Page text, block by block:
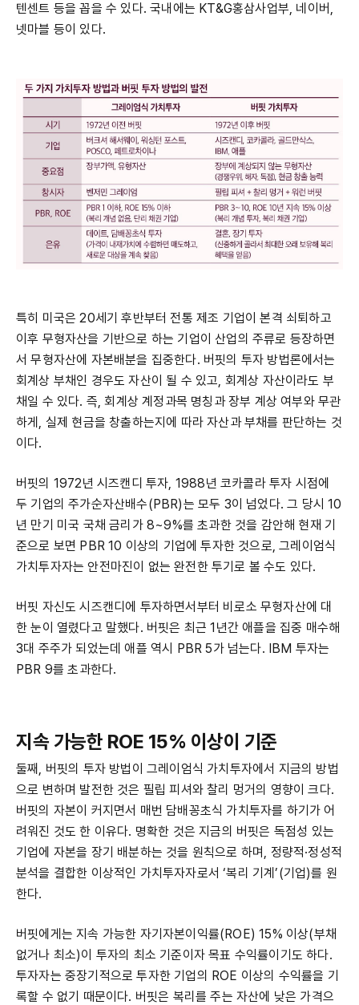
텐센트 등을 꼽을 수 있다. 국내에는 KT&G홍삼사업부, 네이버,
넷마블 등이 있다.
특히 미국은 20세기 후반부터 전통 제조 기업이 본격 쇠퇴하고
이후 무형자산을 기반으로 하는 기업이 산업의 주류로 등장하면
서 무형자산에 자본배분을 집중한다. 버핏의 투자 방법론에서는
회계상 부채인 경우도 자산이 될 수 있고, 회계상 자산이라도 부
채일 수 있다. 즉, 회계상 계정과목 명칭과 장부 계상 여부와 무관
하게, 실제 현금을 창출하는지에 따라 자산과 부채를 판단하는 것
이다.
버핏의 1972년 시즈캔디 투자, 1988년 코카콜라 투자 시점에
두 기업의 주가순자산배수(PBR)는 모두 3이 넘었다. 그 당시 10
년 만기 미국 국채 금리가 8~9%를 초과한 것을 감안해 현재 기
준으로 보면 PBR 10 이상의 기업에 투자한 것으로, 그레이엄식
가치투자자는 안전마진이 없는 완전한 투기로 볼 수도 있다.
버핏 자신도 시즈캔디에 투자하면서부터 비로소 무형자산에 대
한 눈이 열렸다고 말했다. 버핏은 최근 1년간 애플을 집중 매수해
3대 주주가 되었는데 애플 역시 PBR 5가 넘는다. IBM 투자는
PBR 9를 초과한다.
지속 가능한 ROE 15% 이상이 기준
둘째, 버핏의 투자 방법이 그레이엄식 가치투자에서 지금의 방법
으로 변하며 발전한 것은 필립 피셔와 찰리 멍거의 영향이 크다.
버핏의 자본이 커지면서 매번 담배꽁초식 가치투자를 하기가 어
려워진 것도 한 이유다. 명확한 것은 지금의 버핏은 독점성 있는
기업에 자본을 장기 배분하는 것을 원칙으로 하며, 정량적·정성적
분석을 결합한 이상적인 가치투자자로서 ‘복리 기계’(기업)를 원
한다.
버핏에게는 지속 가능한 자기자본이익률(ROE) 15% 이상(부채
없거나 최소)이 투자의 최소 기준이자 목표 수익률이기도 하다.
투자자는 중장기적으로 투자한 기업의 ROE 이상의 수익률을 기
록할 수 없기 때문이다. 버핏은 복리를 주는 자산에 낮은 가격으